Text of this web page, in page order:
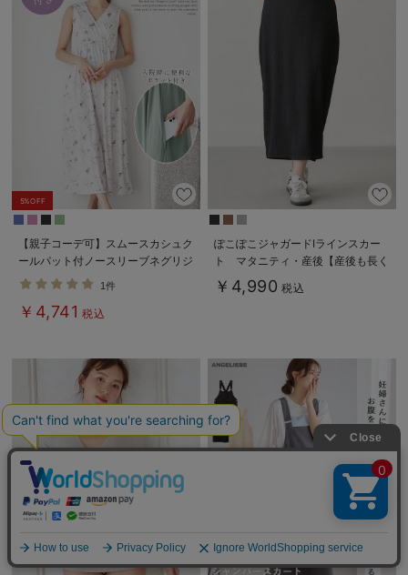
5%OFF
【親子コーデ可】スムースカシュク
ールパット付ノースリーブネグリジ
ェ マタニティ・産後授乳服【出産
1件
￥4,741 税込
ぽこぽこジャガードIラインスカー
ト マタニティ・産後【産後も長く
着られる】
￥4,990 税込